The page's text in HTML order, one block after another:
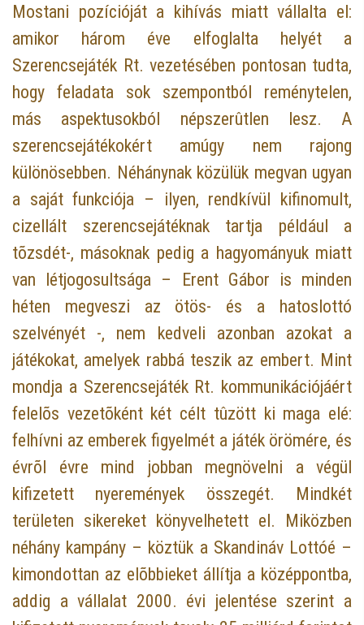
Mostani pozícióját a kihívás miatt vállalta el:
amikor három éve elfoglalta helyét a
Szerencsejáték Rt. vezetésében pontosan tudta,
hogy feladata sok szempontból reménytelen,
más aspektusokból népszerûtlen lesz. A
szerencsejátékokért amúgy nem rajong
különösebben. Néhánynak közülük megvan ugyan
a saját funkciója – ilyen, rendkívül kifinomult,
cizellált szerencsejátéknak tartja például a
tõzsdét-, másoknak pedig a hagyományuk miatt
van létjogosultsága – Erent Gábor is minden
héten megveszi az ötös- és a hatoslottó
szelvényét -, nem kedveli azonban azokat a
játékokat, amelyek rabbá teszik az embert. Mint
mondja a Szerencsejáték Rt. kommunikációjáért
felelõs vezetõként két célt tûzött ki maga elé:
felhívni az emberek figyelmét a játék örömére, és
évrõl évre mind jobban megnövelni a végül
kifizetett nyeremények összegét. Mindkét
területen sikereket könyvelhetett el. Miközben
néhány kampány – köztük a Skandináv Lottóé –
kimondottan az elõbbieket állítja a középpontba,
addig a vállalat 2000. évi jelentése szerint a